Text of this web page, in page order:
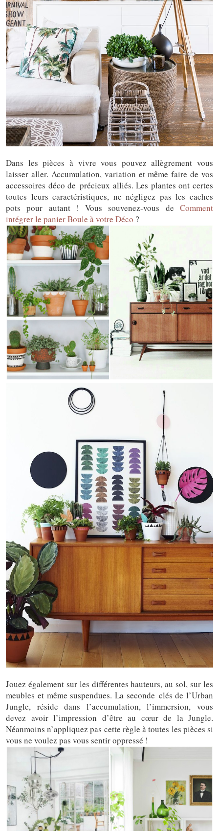
Dans les pièces à vivre vous pouvez allègrement vous
laisser aller. Accumulation, variation et même faire de vos
accessoires déco de précieux alliés. Les plantes ont certes
toutes leurs caractéristiques, ne négligez pas les caches
pots pour autant ! Vous souvenez-vous de Comment
intégrer le panier Boule à votre Déco ?
Jouez également sur les différentes hauteurs, au sol, sur les
meubles et même suspendues. La seconde clés de l’Urban
Jungle, réside dans l’accumulation, l’immersion, vous
devez avoir l’impression d’être au cœur de la Jungle.
Néanmoins n’appliquez pas cette règle à toutes les pièces si
vous ne voulez pas vous sentir oppressé !